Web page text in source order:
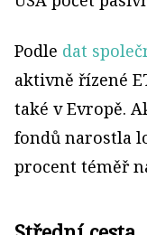
Podle dat
aktivně řízené
také v Evropě.
fondů narostla
procent téměř